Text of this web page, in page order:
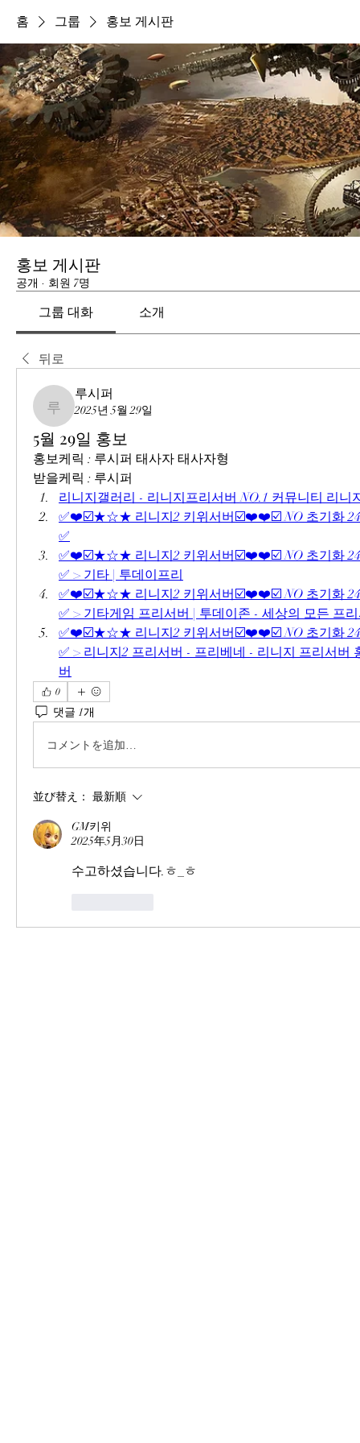
홈 그룹 홍보 게시판
홍보 게시판
공개 · 회원 7명
그룹 대화 소개
뒤로
루시퍼
루시퍼
2025년 5월 29일
5월 29일 홍보
홍보케릭 : 루시퍼 태사자 태사자형
받을케릭 : 루시퍼
리니지갤러리 - 리니지프리서버 NO.1 커뮤니티 리니
✅❤️☑️★☆★ 리니지2 키위서버☑️❤️❤️☑️ NO 초기화
✅
✅❤️☑️★☆★ 리니지2 키위서버☑️❤️❤️☑️ NO 초기화
✅ > 기타 | 투데이프리
✅❤️☑️★☆★ 리니지2 키위서버☑️❤️❤️☑️ NO 초기화
✅ > 기타게임 프리서버 | 투데이존 - 세상의 모든 프
✅❤️☑️★☆★ 리니지2 키위서버☑️❤️❤️☑️ NO 초기화
✅ > 리니지2 프리서버 - 프리베네 - 리니지 프리서버
버
0
댓글 1개
コメントを追加…
並び替え： 最新順
GM키위
2025年5月30日
수고하셨습니다.ㅎ_ㅎ